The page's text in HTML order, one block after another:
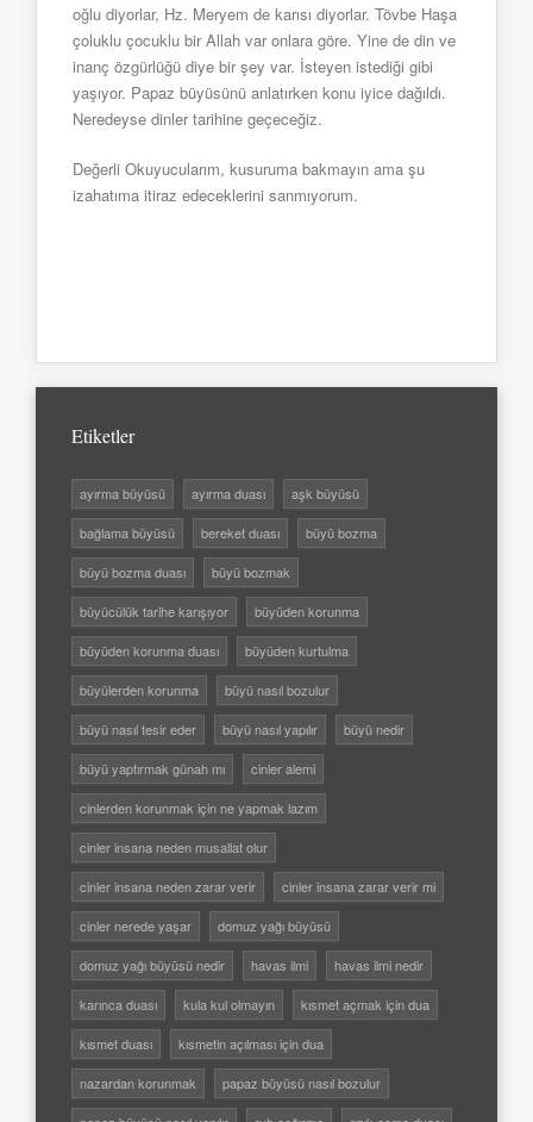
oğlu diyorlar, Hz. Meryem de karısı diyorlar. Tövbe Haşa
çoluklu çocuklu bir Allah var onlara göre. Yine de din ve
inanç özgürlüğü diye bir şey var. İsteyen istediği gibi
yaşıyor. Papaz büyüsünü anlatırken konu iyice dağıldı.
Neredeyse dinler tarihine geçeceğiz.
Değerli Okuyucularım, kusuruma bakmayın ama şu
izahatıma itiraz edeceklerini sanmıyorum.
Etiketler
ayırma büyüsü ayırma duası aşk büyüsü
bağlama büyüsü bereket duası büyü bozma
büyü bozma duası büyü bozmak
büyücülük tarihe karışıyor büyüden korunma
büyüden korunma duası büyüden kurtulma
büyülerden korunma büyü nasıl bozulur
büyü nasıl tesir eder büyü nasıl yapılır büyü nedir
büyü yaptırmak günah mı cinler alemi
cinlerden korunmak için ne yapmak lazım
cinler insana neden musallat olur
cinler insana neden zarar verir cinler insana zarar verir mi
cinler nerede yaşar domuz yağı büyüsü
domuz yağı büyüsü nedir havas ilmi havas ilmi nedir
karınca duası kula kul olmayın kısmet açmak için dua
kısmet duası kısmetin açılması için dua
nazardan korunmak papaz büyüsü nasıl bozulur